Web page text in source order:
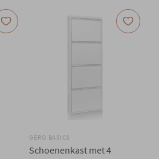
GERO.BASICS
Schoenenkast met 4